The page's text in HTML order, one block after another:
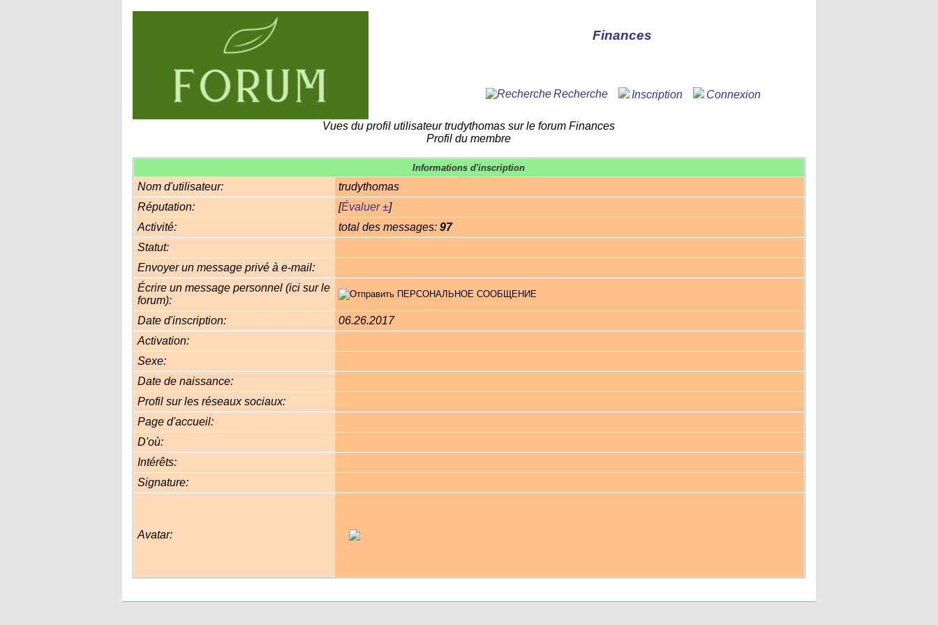
Finances
Recherche Inscription Connexion
Vues du profil utilisateur trudythomas sur le forum Finances
Profil du membre
Informations d'inscription
Nom d'utilisateur:
trudythomas
Réputation:
[Évaluer ±]
Activité:
total des messages: 97
Statut:
Envoyer un message privé à e-mail:
Écrire un message personnel (ici sur le
forum):
Date d'inscription:
06.26.2017
Activation:
Sexe:
Date de naissance:
Profil sur les réseaux sociaux:
Page d'accueil:
D'où:
Intérêts:
Signature:
Avatar: